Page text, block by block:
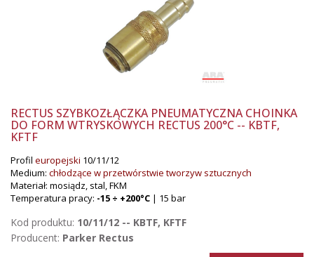
RECTUS SZYBKOZŁĄCZKA PNEUMATYCZNA CHOINKA
DO FORM WTRYSKOWYCH RECTUS 200°C -- KBTF,
KFTF
Profil europejski 10/11/12
Medium: chłodzące w przetwórstwie tworzyw sztucznych
Materiał: mosiądz, stal, FKM
Temperatura pracy: -15 ÷ +200°C | 15 bar
Kod produktu: 10/11/12 -- KBTF, KFTF
Producent: Parker Rectus